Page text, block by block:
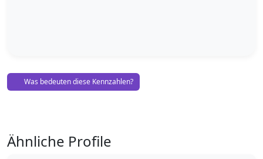
Was bedeuten diese Kennzahlen?
Ähnliche Profile